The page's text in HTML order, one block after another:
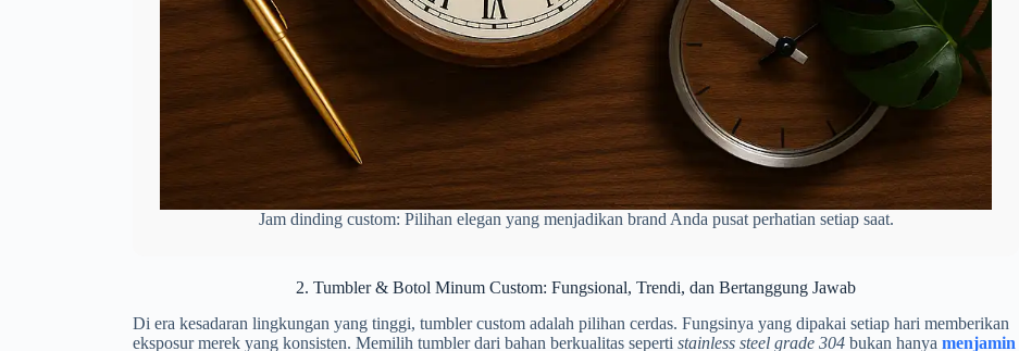
Jam dinding custom: Pilihan elegan yang menjadikan brand Anda pusat perhatian setiap saat.
2. Tumbler & Botol Minum Custom: Fungsional, Trendi, dan Bertanggung Jawab
Di era kesadaran lingkungan yang tinggi, tumbler custom adalah pilihan cerdas. Fungsinya yang dipakai setiap hari memberikan
eksposur merek yang konsisten. Memilih tumbler dari bahan berkualitas seperti stainless steel grade 304 bukan hanya menjamin